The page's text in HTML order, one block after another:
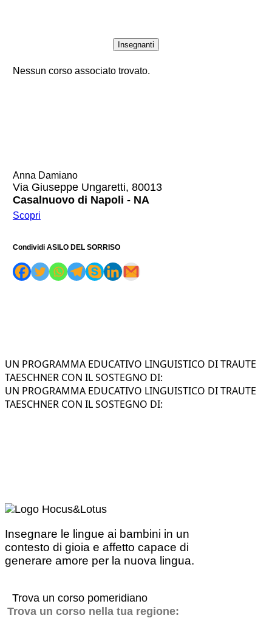
Insegnanti
Nessun corso associato trovato.
Anna Damiano
Via Giuseppe Ungaretti, 80013
Casalnuovo di Napoli - NA
Scopri
Condividi ASILO DEL SORRISO
UN PROGRAMMA EDUCATIVO LINGUISTICO DI TRAUTE
TAESCHNER CON IL SOSTEGNO DI:
UN PROGRAMMA EDUCATIVO LINGUISTICO DI TRAUTE
TAESCHNER CON IL SOSTEGNO DI:
Insegnare le lingue ai bambini in un
contesto di gioia e affetto capace di
generare amore per la nuova lingua.
Trova un corso pomeridiano
Trova un corso nella tua regione: